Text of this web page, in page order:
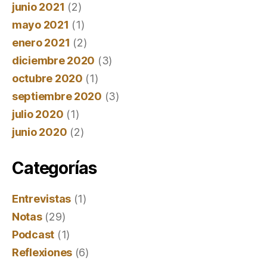
junio 2021 (2)
mayo 2021 (1)
enero 2021 (2)
diciembre 2020 (3)
octubre 2020 (1)
septiembre 2020 (3)
julio 2020 (1)
junio 2020 (2)
Categorías
Entrevistas (1)
Notas(29)
Podcast (1)
Reflexiones (6)